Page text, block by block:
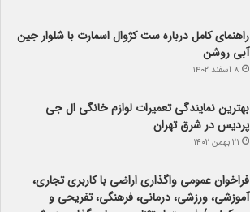
راهنمای کامل درباره ست کژوال اسمارت با شلوار جین
آبی روشن
۸ اسفند ۱۴۰۲
بهترین نمایندگی تعمیرات لوازم خانگی ال جی
پردیس در شرق تهران
۲۱ بهمن ۱۴۰۲
فراخوان عمومی واگذاری اراضی با کاربری تجاری،
آموزشی، ورزشی، درمانی، فرهنگی، تفریحی و